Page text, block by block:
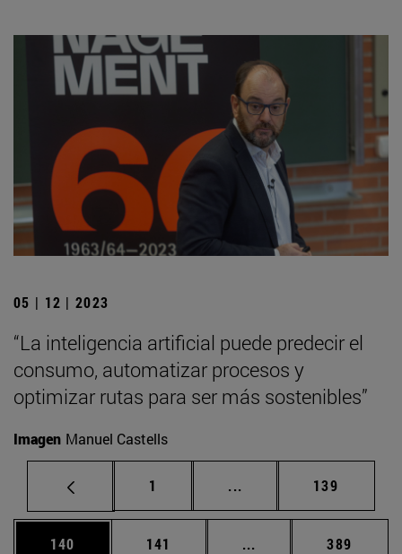
05 | 12 | 2023
“La inteligencia artificial puede predecir el
consumo, automatizar procesos y
optimizar rutas para ser más sostenibles”
Imagen Manuel Castells
Página
1 ... Páginas intermedias
Página
139
Página
140 Página
141 ... Páginas intermedias
Página
389